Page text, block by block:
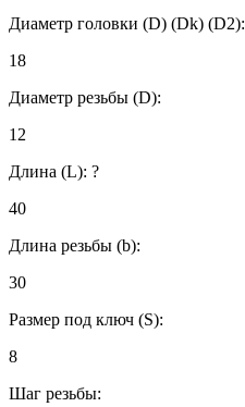
Диаметр головки (D) (Dk) (D2):
18
Диаметр резьбы (D):
12
Длина (L): ?
40
Длина резьбы (b):
30
Размер под ключ (S):
8
Шаг резьбы: